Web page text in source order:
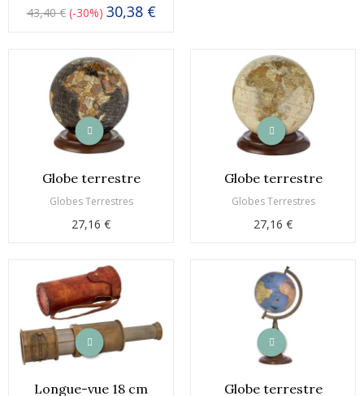
43,40 € -30% 30,38 €
Globe terrestre
Globes Terrestres
27,16 €
Globe terrestre
Globes Terrestres
27,16 €
Longue-vue 18 cm Globe terrestre